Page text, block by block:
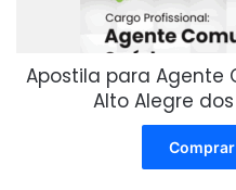
Apostila para Agente
Alto Alegre